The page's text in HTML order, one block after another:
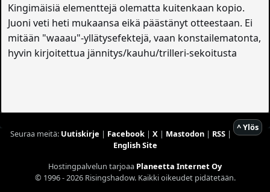
Kingimäisiä elementtejä olematta kuitenkaan kopio.
Juoni veti heti mukaansa eikä päästänyt otteestaan. Ei
mitään "waaau"-yllätysefektejä, vaan konstailematonta,
hyvin kirjoitettua jännitys/kauhu/trilleri-sekoitusta
^ Ylös
Seuraa meitä: Uutiskirje | Facebook| X | Mastodon| RSS|
English Site
Hostingpalvelun tarjoaa Planeetta Internet Oy
© 1996 - 2026 Risingshadow. Kaikki oikeudet pidätetään.